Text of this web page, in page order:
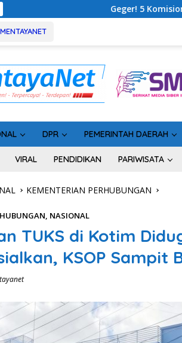
5 Komisioner KPU Kotim Ditahan
MENTAYANET
DPR PEMERINTAH DAERAH
VIRAL PENDIDIKAN PARIWISATA
KEMENTERIAN PERHUBUNGAN
, NASIONAL
TUKS di Kotim
KSOP Sampit